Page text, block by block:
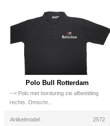
Polo Bull Rotterdam
--> Polo met borduring zie afbeelding
rechts. Omschr...
Artikelmodel :
2572